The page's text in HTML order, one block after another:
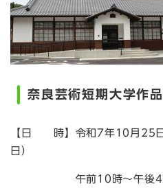
奈良芸術短期大学作
【日 時】令和7年10月25日
日）
午前10時～午後4